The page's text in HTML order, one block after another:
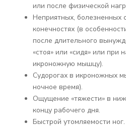
или после физической
Неприятных,
конечностях (в
после длительного
«стоя» или «сидя» или при
икроножную мышцу).
Судорогах в икроножных
ночное время).
Ощущение «тяжести» в
концу рабочего дня.
Быстрой утомляемости ног.